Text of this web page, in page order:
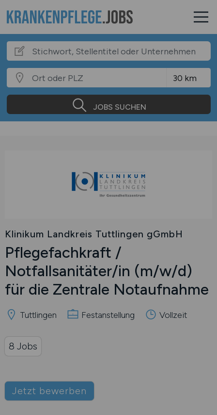
JOBS SUCHEN
Klinikum Landkreis Tuttlingen gGmbH
Pflegefachkraft /
Notfallsanitäter/in (m/w/d)
für die Zentrale Notaufnahme
Tuttlingen Festanstellung Vollzeit
Jetzt bewerben
8 Jobs